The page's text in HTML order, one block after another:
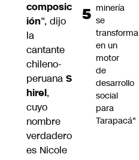
composic
ión“, dijo
la
cantante
chileno-
peruana S
hirel,
cuyo
nombre
verdadero
es Nicole
minería
se
transforma
en un
motor
de
desarrollo
social
para
Tarapacá"